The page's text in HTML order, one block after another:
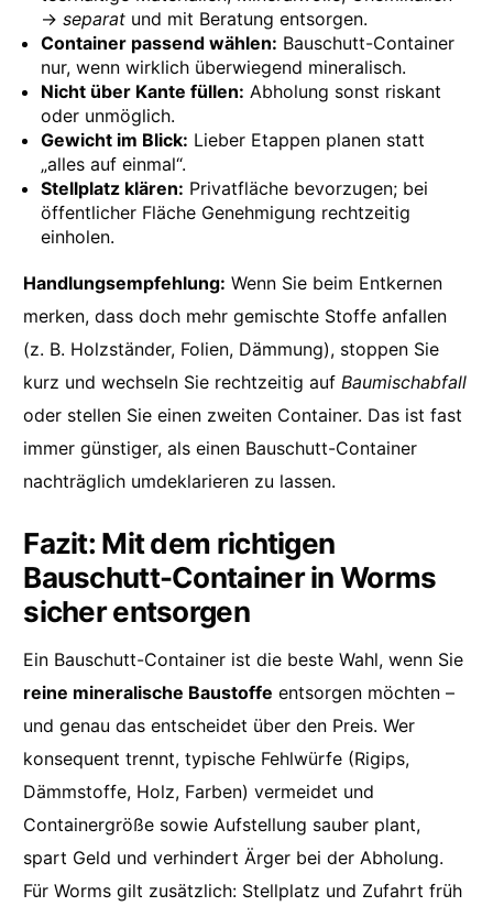
→separat und mit Beratung entsorgen.
Container passend wählen: Bauschutt-Container
nur, wenn wirklich überwiegend mineralisch.
Nicht über Kante füllen: Abholung sonst riskant
oder unmöglich.
Gewicht im Blick: Lieber Etappen planen statt
„alles auf einmal“.
Stellplatz klären: Privatfläche bevorzugen; bei
öffentlicher Fläche Genehmigung rechtzeitig
einholen.
Handlungsempfehlung: Wenn Sie beim Entkernen
merken, dass doch mehr gemischte Stoffe anfallen
(z. B. Holzständer, Folien, Dämmung), stoppen Sie
kurz und wechseln Sie rechtzeitig aufBaumischabfall
oder stellen Sie einen zweiten Container. Das ist fast
immer günstiger, als einen Bauschutt-Container
nachträglich umdeklarieren zu lassen.
Fazit: Mit dem richtigen
Bauschutt-Container in Worms
sicher entsorgen
Ein Bauschutt-Container ist die beste Wahl, wenn Sie
reine mineralische Baustoffe entsorgen möchten –
und genau das entscheidet über den Preis. Wer
konsequent trennt, typische Fehlwürfe (Rigips,
Dämmstoffe, Holz, Farben) vermeidet und
Containergröße sowie Aufstellung sauber plant,
spart Geld und verhindert Ärger bei der Abholung.
Für Worms gilt zusätzlich: Stellplatz und Zufahrt früh